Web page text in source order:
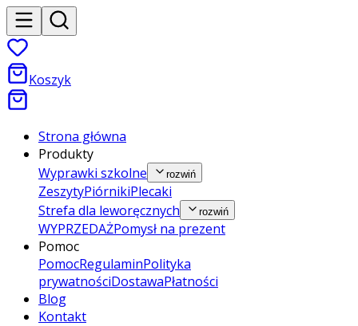
Koszyk
Strona główna
Produkty
Wyprawki szkolne
rozwiń
ZeszytyPiórnikiPlecaki
Strefa dla leworęcznych
rozwiń
WYPRZEDAŻPomysł na prezent
Pomoc
PomocRegulaminPolityka
prywatnościDostawaPłatności
Blog
Kontakt